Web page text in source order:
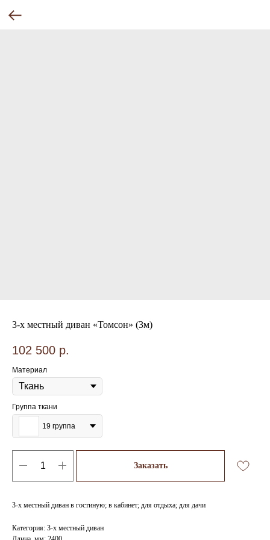
3-х местный диван «Томсон» (3м)
102 500 р.
Материал
Группа ткани
19 группа
Заказать
3-х местный диван в гостиную; в кабинет; для отдыха; для дачи
Категория: 3-х местный диван